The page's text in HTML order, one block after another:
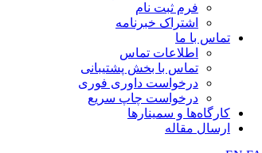
فرم ثبت نام
اشتراک خبرنامه
تماس با ما
اطلاعات تماس
تماس با بخش پشتیبانی
درخواست داوری فوری
درخواست چاپ سریع
کارگاه‌ها و سمینارها
ارسال مقاله